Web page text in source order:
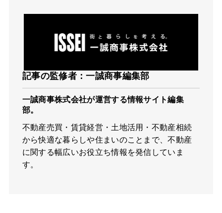
記事の監修者：一誠商事編集部
一誠商事株式会社が運営する情報サイト編集
部。
不動産売買・賃貸経営・土地活用・不動産相続
から快適な暮らしや住まいのことまで、不動産
に関する幅広いお役立ち情報を発信していま
す。